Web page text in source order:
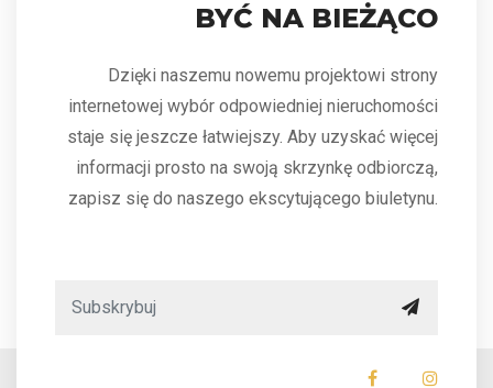
BYĆ NA BIEŻĄCO
Dzięki naszemu nowemu projektowi strony
internetowej wybór odpowiedniej nieruchomości
staje się jeszcze łatwiejszy. Aby uzyskać więcej
informacji prosto na swoją skrzynkę odbiorczą,
zapisz się do naszego ekscytującego biuletynu.